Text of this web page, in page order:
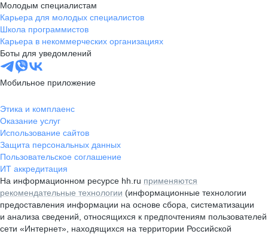
Молодым специалистам
Карьера для молодых специалистов
Школа программистов
Карьера в некоммерческих организациях
Боты для уведомлений
Мобильное приложение
Этика и комплаенс
Оказание услуг
Использование сайтов
Защита персональных данных
Пользовательское соглашение
ИТ аккредитация
На информационном ресурсе hh.ru применяются
рекомендательные технологии (информационные технологии
предоставления информации на основе сбора, систематизации
и анализа сведений, относящихся к предпочтениям пользователей
сети «Интернет», находящихся на территории Российской